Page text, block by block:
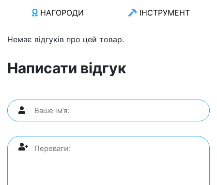
НАГОРОДИ ІНСТРУМЕНТ
Немає відгуків про цей товар.
Написати відгук